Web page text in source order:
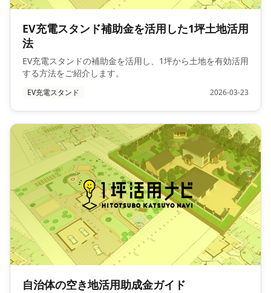
EV充電スタンド補助金を活用した1坪土地活用
法
EV充電スタンドの補助金を活用し、1坪から土地を有効活用
する方法をご紹介します。
EV充電スタンド 2026-03-23
自治体の空き地活用助成金ガイド